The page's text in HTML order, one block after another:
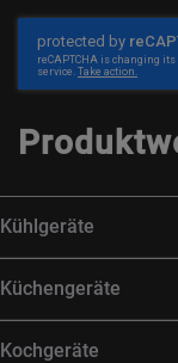
Kühlgeräte
Küchengeräte
Kochgeräte